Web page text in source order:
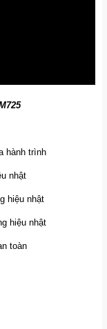
hành trình
nhật
hiệu nhật
hiệu nhật
toàn